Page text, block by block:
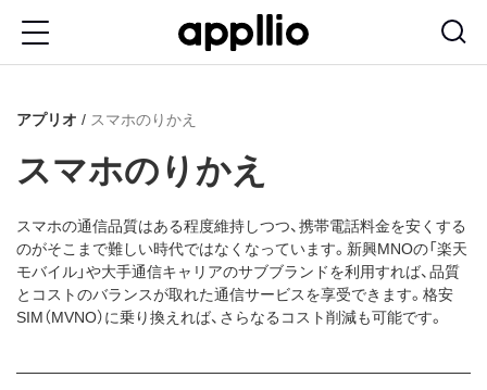
アプリオ スマホのりかえ
スマホのりかえ
スマホの通信品質はある程度維持しつつ、携帯電話料金を安くする
のがそこまで難しい時代ではなくなっています。新興MNOの「楽天
モバイル」や大手通信キャリアのサブブランドを利用すれば、品質
とコストのバランスが取れた通信サービスを享受できます。格安
SIM（MVNO）に乗り換えれば、さらなるコスト削減も可能です。